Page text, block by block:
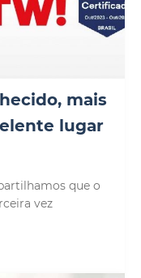
mais
lugar
que o
vez